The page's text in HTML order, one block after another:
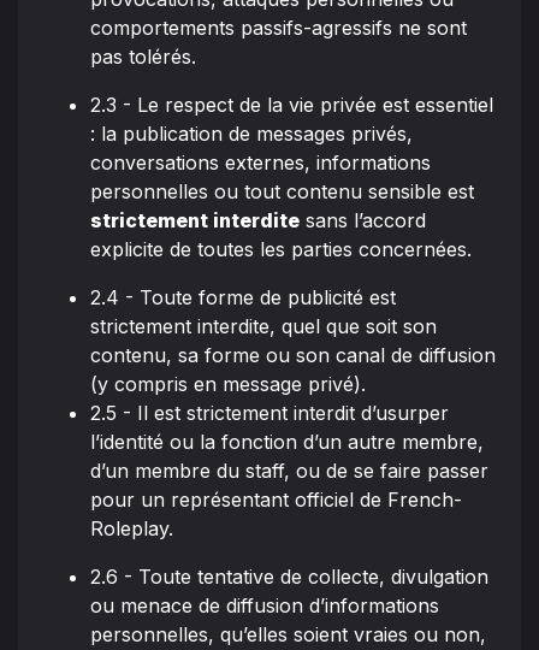
comportements passifs-agressifs ne sont
pas tolérés.
2.3 - Le respect de la vie privée est essentiel
: la publication de messages privés,
conversations externes, informations
personnelles ou tout contenu sensible est
strictement interdite sans l’accord
explicite de toutes les parties concernées.
2.4 - Toute forme de publicité est
strictement interdite, quel que soit son
contenu, sa forme ou son canal de diffusion
(y compris en message privé).
2.5 - Il est strictement interdit d’usurper
l’identité ou la fonction d’un autre membre,
d’un membre du staff, ou de se faire passer
pour un représentant officiel de French-
Roleplay.
2.6 - Toute tentative de collecte, divulgation
ou menace de diffusion d’informations
personnelles, qu’elles soient vraies ou non,